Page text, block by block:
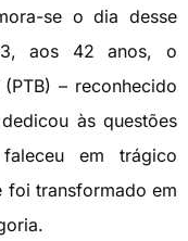
se o dia desse
aos 42 anos, o
– reconhecido
às questões
em trágico
foi transformado em